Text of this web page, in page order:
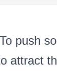
To push
their